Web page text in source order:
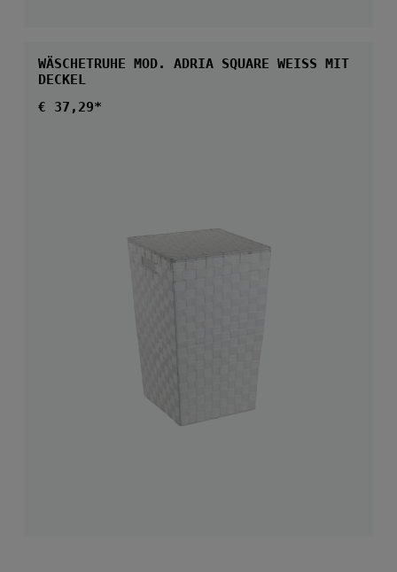
WÄSCHETRUHE MOD. ADRIA SQUARE WEISS MIT D
ECKEL
Regulärer Preis:
€ 37,29*